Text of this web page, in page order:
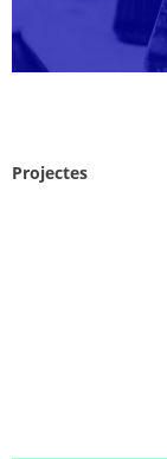
Projectes